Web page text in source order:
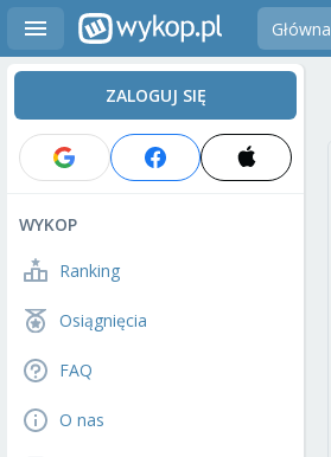
Główna
ZALOGUJ SIĘ
WYKOP
Ranking
Osiągnięcia
FAQ
O nas